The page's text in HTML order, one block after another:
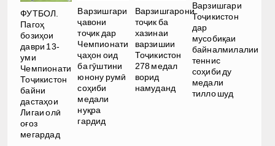
ФУТБОЛ.
Пагоҳ
бозиҳои
даври 13-
уми
Чемпионати
Тоҷикистон
байни
дастаҳои
Лигаи олӣ
оғоз
мегардад
Варзишгари
ҷавони
тоҷик дар
Чемпионати
ҷаҳон оид
ба гӯштини
юнону румӣ
соҳиби
медали
нуқра
гардид
Варзишгарони
тоҷик ба
хазинаи
варзишии
Тоҷикистон
278 медал
ворид
намуданд
Варзишгари
Тоҷикистон
дар
мусобиқаи
байналмилалии
теннис
соҳиби ду
медали
тилло шуд